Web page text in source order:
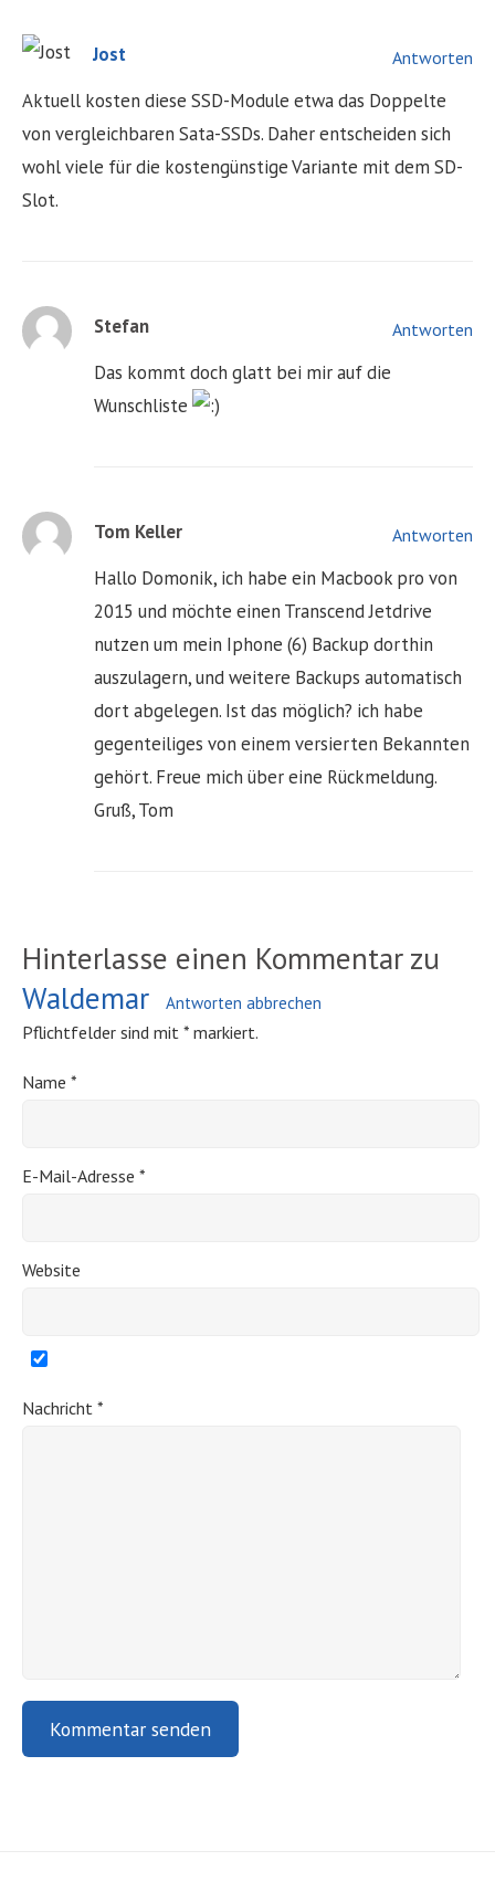
Jost Antworten
Aktuell kosten diese SSD-Module etwa das Doppelte
von vergleichbaren Sata-SSDs. Daher entscheiden sich
wohl viele für die kostengünstige Variante mit dem SD-
Slot.
Stefan Antworten
Das kommt doch glatt bei mir auf die
Wunschliste
Tom Keller Antworten
Hallo Domonik, ich habe ein Macbook pro von
2015 und möchte einen Transcend Jetdrive
nutzen um mein Iphone (6) Backup dorthin
auszulagern, und weitere Backups automatisch
dort abgelegen. Ist das möglich? ich habe
gegenteiliges von einem versierten Bekannten
gehört. Freue mich über eine Rückmeldung.
Gruß, Tom
Hinterlasse einen Kommentar zu
Waldemar
Antworten abbrechen
Pflichtfelder sind mit * markiert.
Name *
E-Mail-Adresse *
Website
Nachricht *